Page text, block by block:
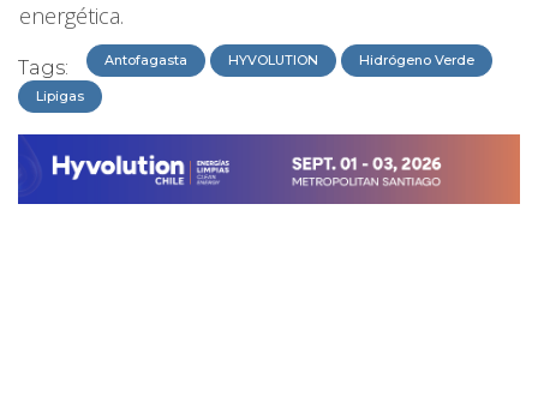
energética.
Tags: Antofagasta HYVOLUTION Hidrógeno Verde
Lipigas